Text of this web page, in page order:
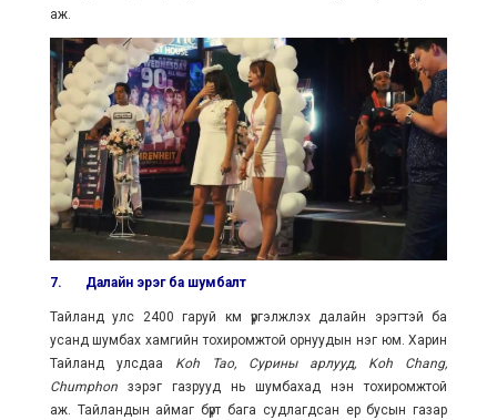
аж.
7. Далайн эрэг ба шумбалт
Тайланд улс 2400 гаруй км үргэлжлэх далайн эрэгтэй ба
усанд шумбах хамгийн тохиромжтой орнуудын нэг юм. Харин
Тайланд улсдаа Koh Tao, Сурины арлууд, Koh Chang,
Chumphon зэрэг газрууд нь шумбахад нэн тохиромжтой
аж. Тайландын аймаг бүрт бага судлагдсан ер бусын газар